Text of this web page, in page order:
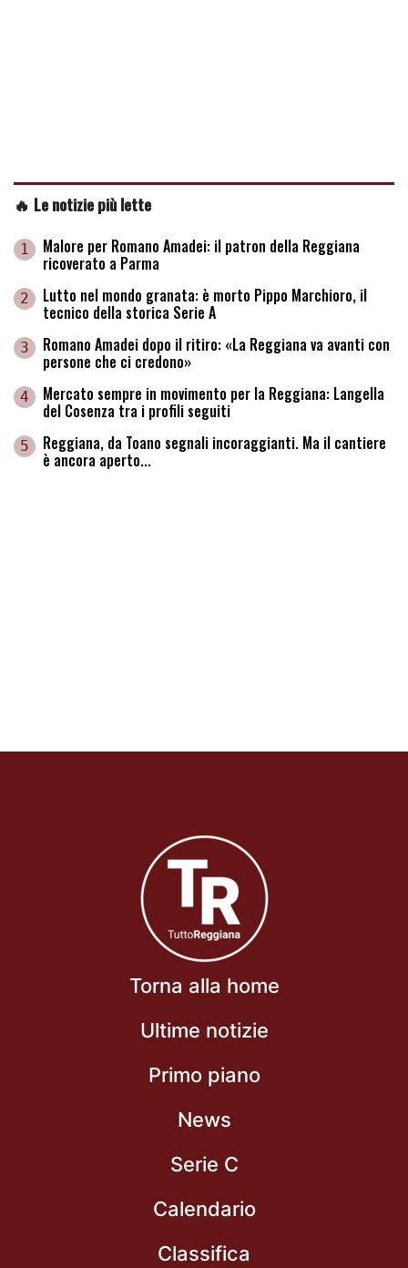
🔥 Le notizie più lette
1 Malore per Romano Amadei: il patron della Reggiana
ricoverato a Parma
2 Lutto nel mondo granata: è morto Pippo Marchioro, il
tecnico della storica Serie A
3 Romano Amadei dopo il ritiro: «La Reggiana va avanti con
persone che ci credono»
4 Mercato sempre in movimento per la Reggiana: Langella
del Cosenza tra i profili seguiti
5 Reggiana, da Toano segnali incoraggianti. Ma il cantiere
è ancora aperto...
Torna alla home
Ultime notizie
Primo piano
News
Serie C
Calendario
Classifica